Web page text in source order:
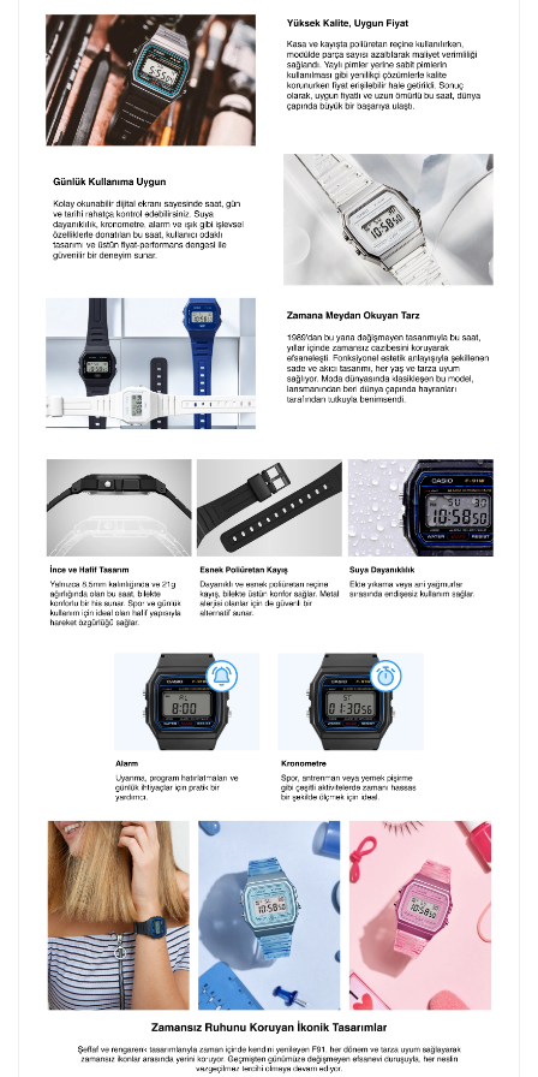
Ön İzleme Kişiselleştir Vazgeç
Kişiselleştirilmiş ürünlerin teslim süresi gravür işleme
sebebi ile 1-2 iş günü uzamaktadır. Gravür İşlemi
tamamlandıktan sonra siparişiniz kargoya verilecektir.
Kişiselleştirilmiş
ürünlerde
iade ve değişim
yapılamaz.